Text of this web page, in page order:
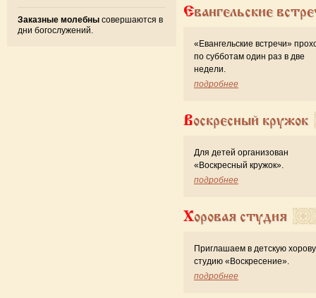
Заказные молебны совершаются в
дни богослужений.
Евангельские
«Евангельские встречи»
по субботам один раз в две
недели.
подробнее
Воскресный кружок
Для детей организован
«Воскресный кружок».
подробнее
Хоровая студия
Приглашаем в детскую
студию «Воскресение».
подробнее